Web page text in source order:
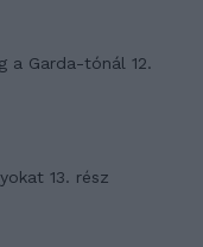
a Garda-tónál 12.
13. rész